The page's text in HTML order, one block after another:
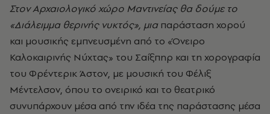
Στον Αρχαιολογικό χώρο Μαντινείας θα δούμε το
«Διάλειμμα θερινής νυκτός», μιαπαράσταση χορού
και μουσικής εμπνευσμένη από το «Όνειρο
Καλοκαιρινής Νύχτας» του Σαίξπηρ και τη χορογραφία
του Φρέντερικ Άστον, με μουσική του Φέλιξ
Μέντελσον, όπου το ονειρικό και το θεατρικό
συνυπάρχουν μέσα από την ιδέα της παράστασης μέσα